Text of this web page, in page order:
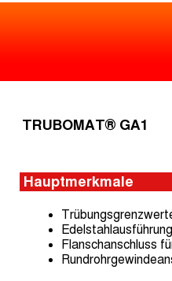
TRUBOMAT® GA1
Hauptmerkmale
Flanschanschluss